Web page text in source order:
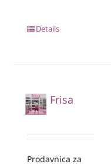
Details
Frisa
Prodavnica za